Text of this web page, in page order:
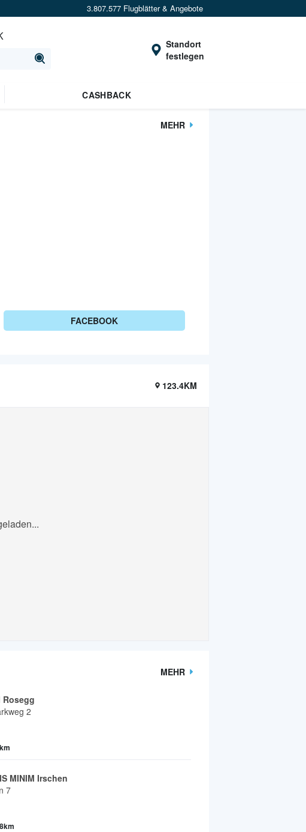
3.807.577 Flugblätter & Angebote
Standort
festlegen
CASHBACK
MEHR
FACEBOOK
123.4KM
MEHR
Rosegg
2
MINIM Irschen
7